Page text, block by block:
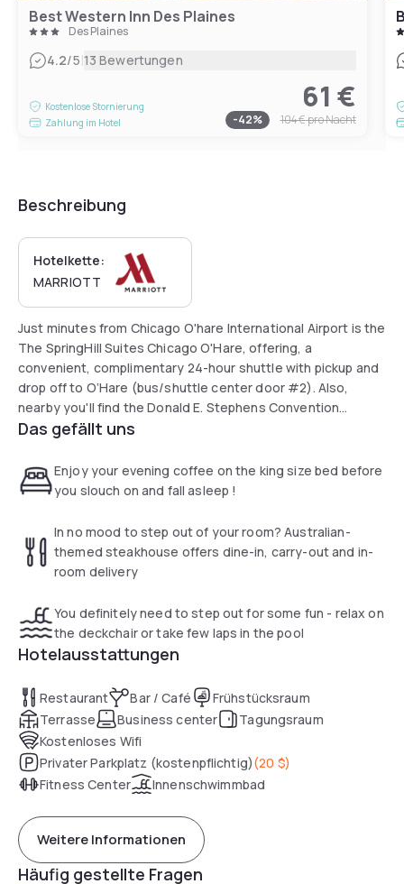
Best Western Inn Des Plaines
Des Plaines
4.2/5|13 Bewertungen
Kostenlose Stornierung
Zahlung im Hotel
61 €
-42% 104 €pro Nacht
Beschreibung
Hotelkette:
MARRIOTT
Just minutes from Chicago O'hare International Airport is the
The SpringHill Suites Chicago O'Hare, offering, a
convenient, complimentary 24-hour shuttle with pickup and
drop off to O’Hare (bus/shuttle center door #2). Also,
nearby you'll find the Donald E. Stephens Convention
Center, Allstate Arena, Rosemont Theatre, Rivers Casino
indoor pool, and 24-hour fitness center. The spacious all-
suite guest rooms include a refrigerator and microwave.
Das gefällt uns
Enjoy your evening coffee on the king size bed before
you slouch on and fall asleep !
In no mood to step out of your room? Australian-
themed steakhouse offers dine-in, carry-out and in-
room delivery
You definitely need to step out for some fun - relax on
the deckchair or take few laps in the pool
Hotelausstattungen
Restaurant Bar / Café
Frühstücksraum
Terrasse
Business center
Tagungsraum
Kostenloses Wifi
Privater Parkplatz (kostenpflichtig)(20 $)
Fitness Center
Innenschwimmbad
Weitere Informationen
Häufig gestellte Fragen